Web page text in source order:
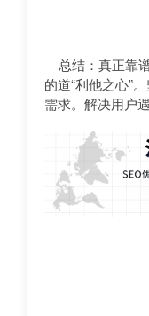
总结：真正靠
的道“利他之心”
需求。解决用户